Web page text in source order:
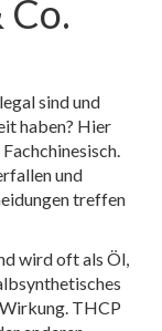
Co.
sind und
haben? Hier
und
treffen
wird oft als Öl,
THCP